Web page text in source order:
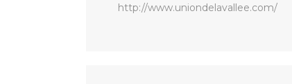
http://www.uniondelavallee.com/